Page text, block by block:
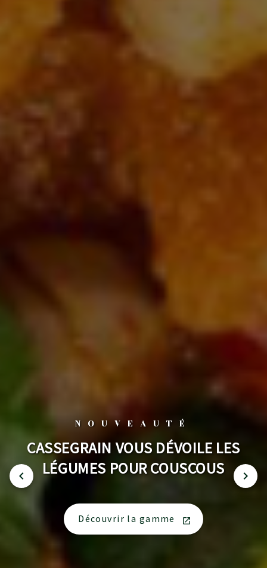
NOUVEAUTÉ
CASSEGRAIN VOUS DÉVOILE LES
LÉGUMES POUR COUSCOUS
Découvrir la gamme